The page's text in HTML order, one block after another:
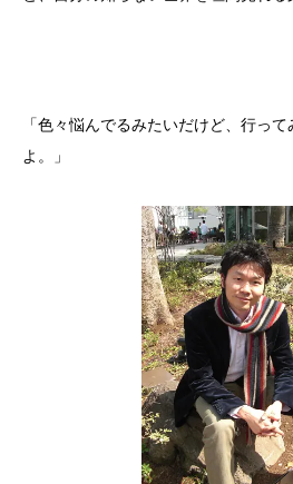
「色々悩んでるみたいだけど、行っ
よ。」